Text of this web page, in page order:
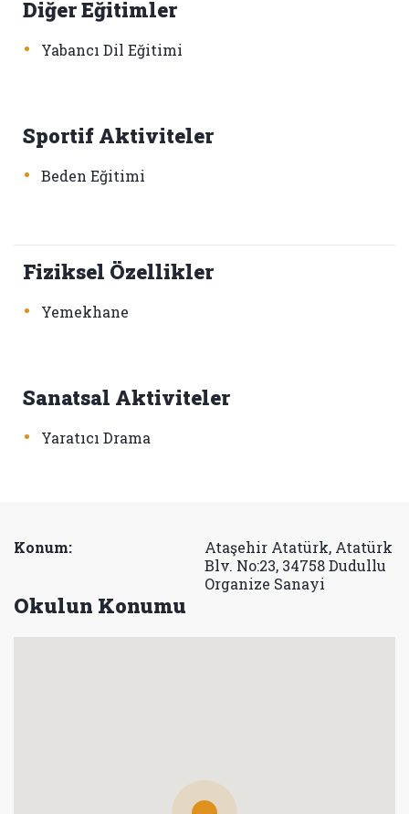
Diğer Eğitimler
• Yabancı Dil Eğitimi
Sportif Aktiviteler
• Beden Eğitimi
Fiziksel Özellikler
• Yemekhane
Sanatsal Aktiviteler
• Yaratıcı Drama
Konum:
Ataşehir Atatürk, Atatürk
Blv. No:23, 34758 Dudullu
Organize Sanayi
Okulun Konumu